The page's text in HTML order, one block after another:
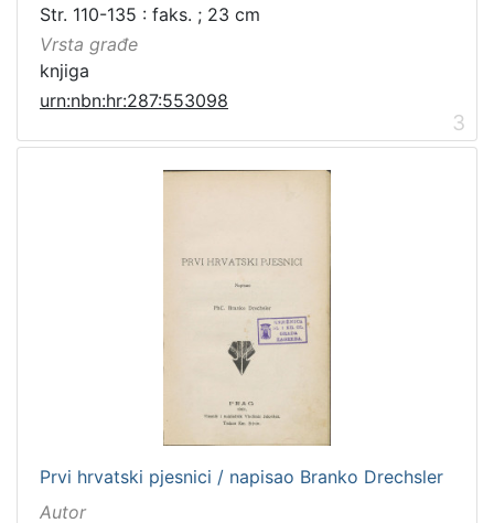
Str. 110-135 : faks. ; 23 cm
Vrsta građe
knjiga
urn:nbn:hr:287:553098
3
Prvi hrvatski pjesnici / napisao Branko Drechsler
Autor